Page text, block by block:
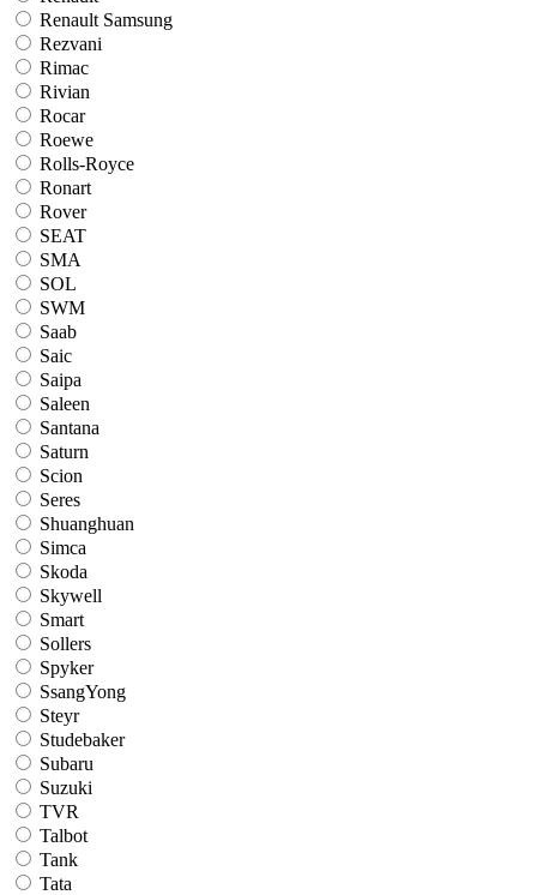
Renault Samsung
Rezvani
Rimac
Rivian
Rocar
Roewe
Rolls-Royce
Ronart
Rover
SEAT
SMA
SOL
SWM
Saab
Saic
Saipa
Saleen
Santana
Saturn
Scion
Seres
Shuanghuan
Simca
Skoda
Skywell
Smart
Sollers
Spyker
SsangYong
Steyr
Studebaker
Subaru
Suzuki
TVR
Talbot
Tank
Tata